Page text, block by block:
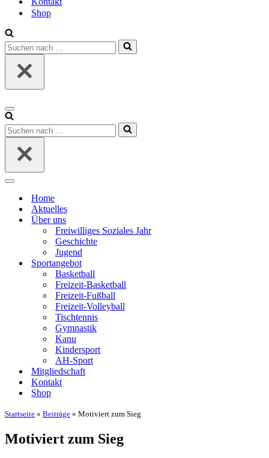
Shop
Suchen
nach …
Navigationsmenü
Suchen
nach …
Navigationsmenü
Home
Aktuelles
Über uns
Freiwilliges Soziales Jahr
Geschichte
Jugend
Sportangebot
Basketball
Freizeit-Basketball
Freizeit-Fußball
Freizeit-Volleyball
Tischtennis
Gymnastik
Kanu
Kindersport
AH-Sport
Mitgliedschaft
Kontakt
Shop
Startseite » Beiträge » Motiviert zum Sieg
Motiviert zum Sieg